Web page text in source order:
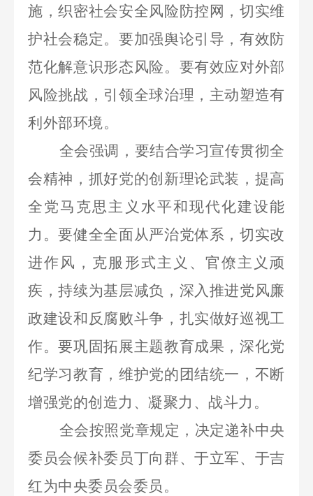
施，织密社会安全风险防控网，切实维
护社会稳定。要加强舆论引导，有效防
范化解意识形态风险。要有效应对外部
风险挑战，引领全球治理，主动塑造有
利外部环境。
全会强调，要结合学习宣传贯彻全
会精神，抓好党的创新理论武装，提高
全党马克思主义水平和现代化建设能
力。要健全全面从严治党体系，切实改
进作风，克服形式主义、官僚主义顽
疾，持续为基层减负，深入推进党风廉
政建设和反腐败斗争，扎实做好巡视工
作。要巩固拓展主题教育成果，深化党
纪学习教育，维护党的团结统一，不断
增强党的创造力、凝聚力、战斗力。
全会按照党章规定，决定递补中央
委员会候补委员丁向群、于立军、于吉
红为中央委员会委员。